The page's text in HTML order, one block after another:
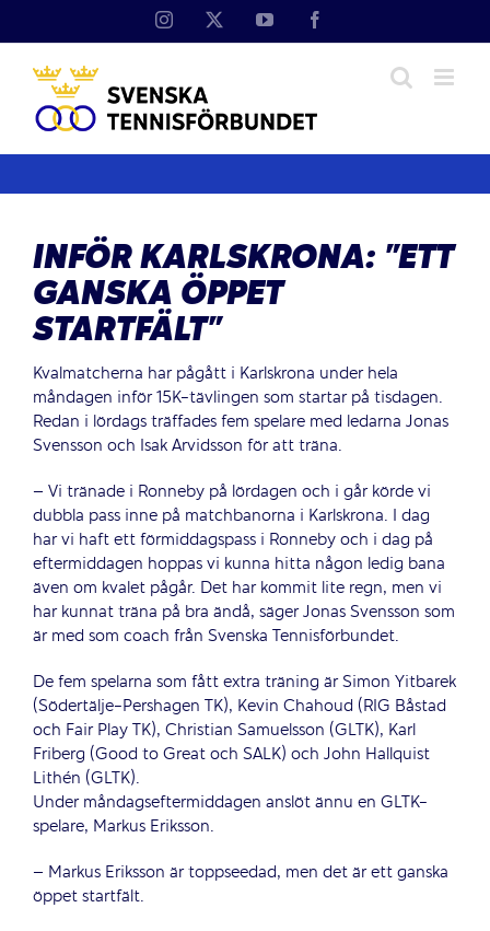
Instagram YouTube
INFÖR KARLSKRONA: ”ETT
GANSKA ÖPPET
STARTFÄLT”
Kvalmatcherna har pågått i Karlskrona under hela
måndagen inför 15K-tävlingen som startar på tisdagen.
Redan i lördags träffades fem spelare med ledarna Jonas
Svensson och Isak Arvidsson för att träna.
– Vi tränade i Ronneby på lördagen och i går körde vi
dubbla pass inne på matchbanorna i Karlskrona. I dag
har vi haft ett förmiddagspass i Ronneby och i dag på
eftermiddagen hoppas vi kunna hitta någon ledig bana
även om kvalet pågår. Det har kommit lite regn, men vi
har kunnat träna på bra ändå, säger Jonas Svensson som
är med som coach från Svenska Tennisförbundet.
De fem spelarna som fått extra träning är Simon Yitbarek
(Södertälje-Pershagen TK), Kevin Chahoud (RIG Båstad
och Fair Play TK), Christian Samuelsson (GLTK), Karl
Friberg (Good to Great och SALK) och John Hallquist
Lithén (GLTK).
Under måndagseftermiddagen anslöt ännu en GLTK-
spelare, Markus Eriksson.
– Markus Eriksson är toppseedad, men det är ett ganska
öppet startfält.